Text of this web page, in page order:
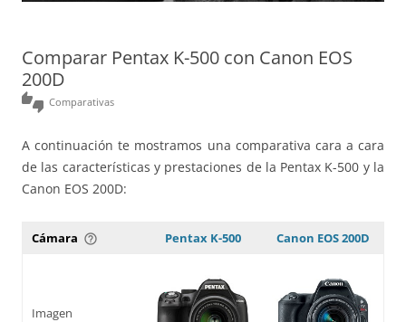
Comparar Pentax K-500 con Canon EOS
200D
thumbs_up_down Comparativas
A continuación te mostramos una comparativa cara a cara
de las características y prestaciones de la Pentax K-500 y la
Canon EOS 200D:
Cámara help_outline Pentax K-500 Canon EOS 200D
Imagen